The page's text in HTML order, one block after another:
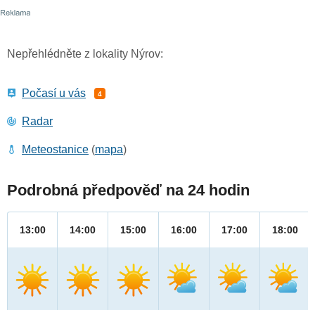
Nepřehlédněte z lokality Nýrov:
Počasí u vás 4
Radar
Meteostanice (mapa)
Podrobná předpověď na 24 hodin
13:00 14:00 15:00 16:00 17:00 18:00